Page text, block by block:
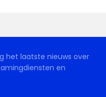
het laatste nieuws over
en